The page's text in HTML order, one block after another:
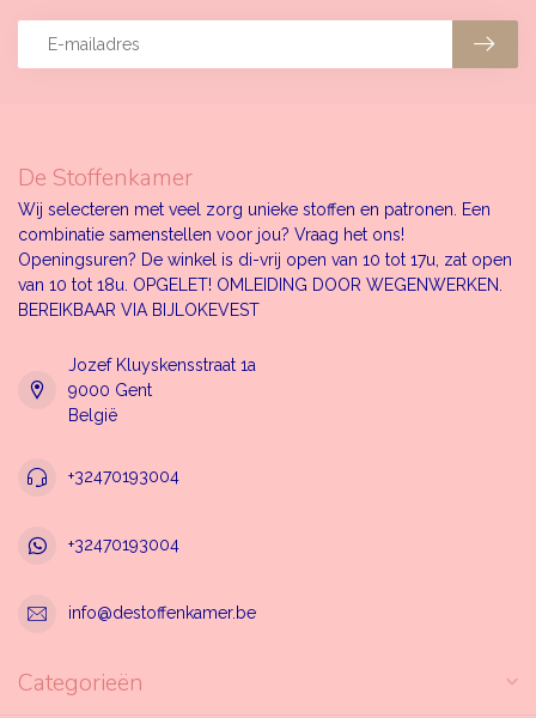
De Stoffenkamer
Wij selecteren met veel zorg unieke stoffen en patronen. Een
combinatie samenstellen voor jou? Vraag het ons!
Openingsuren? De winkel is di-vrij open van 10 tot 17u, zat open
van 10 tot 18u. OPGELET! OMLEIDING DOOR WEGENWERKEN.
BEREIKBAAR VIA BIJLOKEVEST
Jozef Kluyskensstraat 1a
9000 Gent
België
+32470193004
+32470193004
info@destoffenkamer.be
Categorieën